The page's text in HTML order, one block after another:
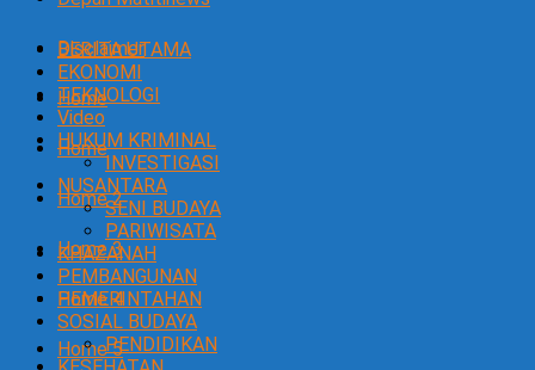
Disclaimer
Home
Home
Home 2
Home 3
Home 4
Home 5
BERITA UTAMA
EKONOMI
TEKNOLOGI
Video
HUKUM KRIMINAL
INVESTIGASI
NUSANTARA
SENI BUDAYA
PARIWISATA
KHAZANAH
PEMBANGUNAN
PEMERINTAHAN
SOSIAL BUDAYA
PENDIDIKAN